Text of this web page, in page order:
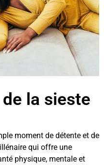
la sieste
moment de détente et de
qui offre une
physique, mentale et